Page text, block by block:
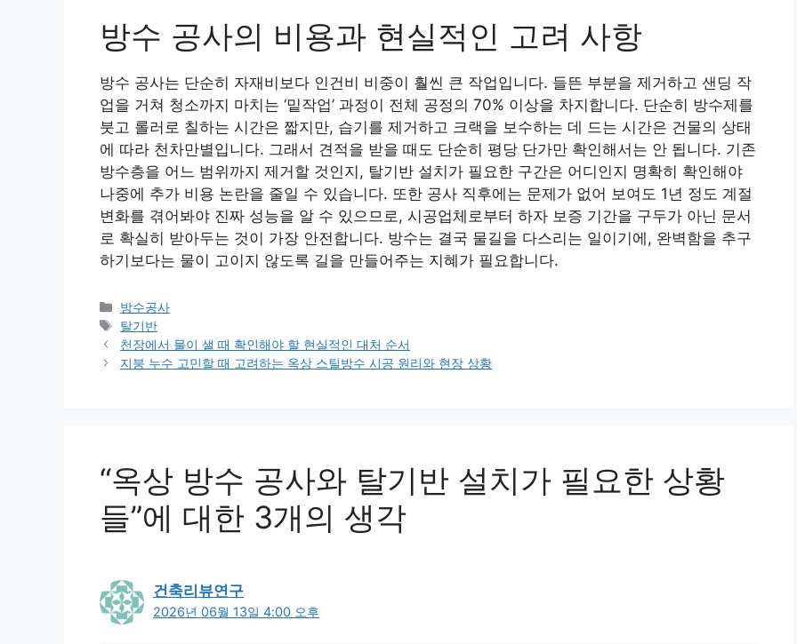
방수 공사의 비용과 현실적인 고려 사항
방수 공사는 단순히 자재비보다 인건비 비중이 훨씬 큰 작업입니다. 들뜬 부분을 제거하고 샌딩 작
업을 거쳐 청소까지 마치는 ‘밑작업’ 과정이 전체 공정의 70% 이상을 차지합니다. 단순히 방수제를
붓고 롤러로 칠하는 시간은 짧지만, 습기를 제거하고 크랙을 보수하는 데 드는 시간은 건물의 상태
에 따라 천차만별입니다. 그래서 견적을 받을 때도 단순히 평당 단가만 확인해서는 안 됩니다. 기존
방수층을 어느 범위까지 제거할 것인지, 탈기반 설치가 필요한 구간은 어디인지 명확히 확인해야
나중에 추가 비용 논란을 줄일 수 있습니다. 또한 공사 직후에는 문제가 없어 보여도 1년 정도 계절
변화를 겪어봐야 진짜 성능을 알 수 있으므로, 시공업체로부터 하자 보증 기간을 구두가 아닌 문서
로 확실히 받아두는 것이 가장 안전합니다. 방수는 결국 물길을 다스리는 일이기에, 완벽함을 추구
하기보다는 물이 고이지 않도록 길을 만들어주는 지혜가 필요합니다.
카
테
고
리
방수공사
태
그
탈기반
천장에서 물이 샐 때 확인해야 할 현실적인 대처 순서
지붕 누수 고민할 때 고려하는 옥상 스틸방수 시공 원리와 현장 상황
“옥상 방수 공사와 탈기반 설치가 필요한 상황
들”에 대한 3개의 생각
건축리뷰연구
2026년 06월 13일 4:00 오후